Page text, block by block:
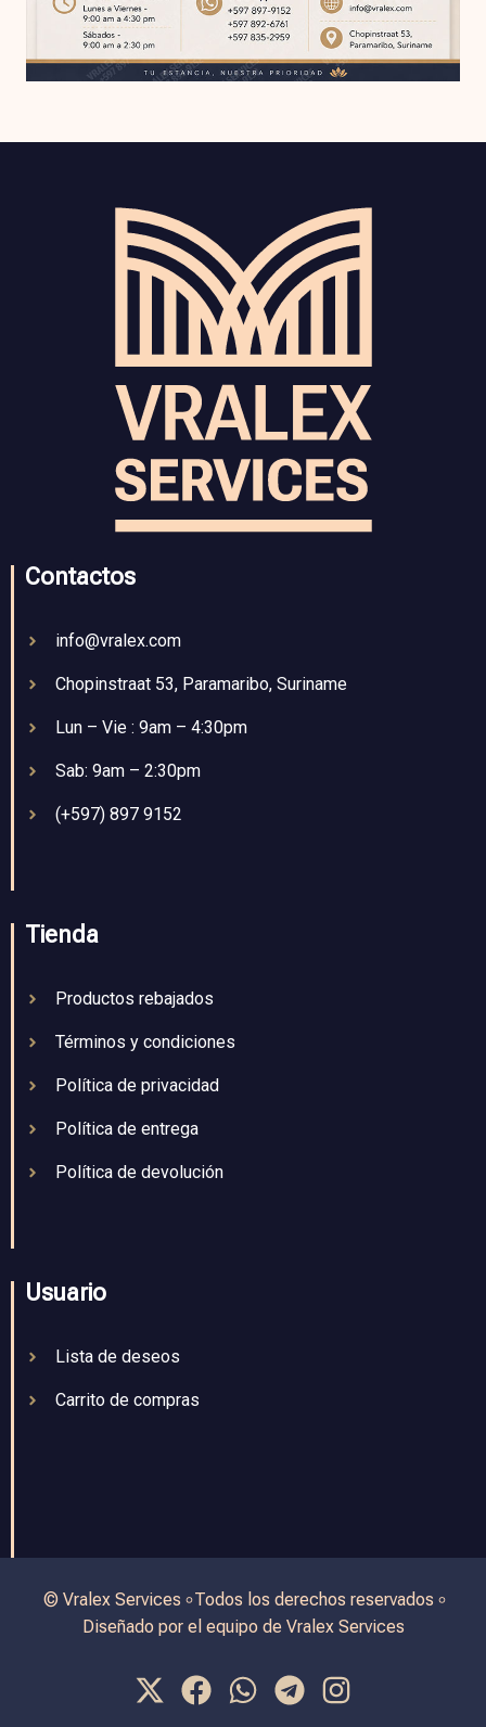
Contactos
info@vralex.com
Chopinstraat 53, Paramaribo, Suriname
Lun – Vie : 9am – 4:30pm
Sab: 9am – 2:30pm
(+597) 897 9152
Tienda
Productos rebajados
Términos y condiciones
Política de privacidad
Política de entrega
Política de devolución
Usuario
Lista de deseos
Carrito de compras
© Vralex Services ৹ Todos los derechos reservados ৹
Diseñado por el equipo de Vralex Services